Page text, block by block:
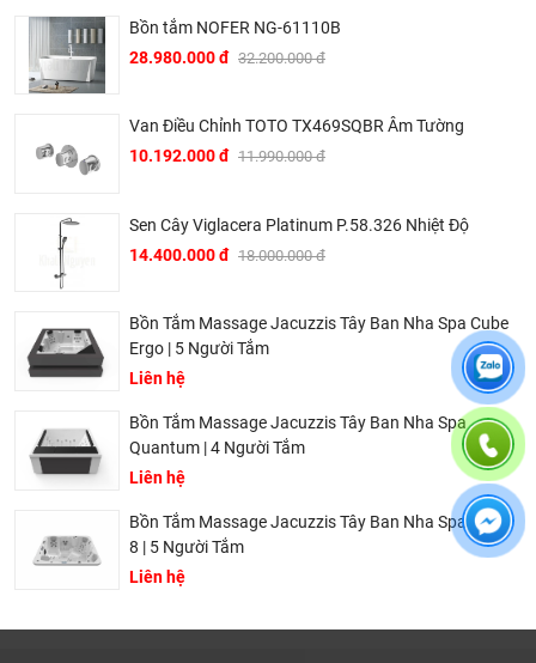
KorestBKR9800WPK
[shortcoode=cam-ket]
Bồn tắm NOFER NG-61110B
28.980.000 đ 32.200.000 đ
Van Điều Chỉnh TOTO TX469SQBR Âm Tường
10.192.000 đ 11.990.000 đ
Sen Cây Viglacera Platinum P.58.326 Nhiệt Độ
14.400.000 đ 18.000.000 đ
Bồn Tắm Massage Jacuzzis Tây Ban Nha Spa Cube
Ergo | 5 Người Tắm
Liên hệ
Bồn Tắm Massage Jacuzzis Tây Ban Nha Spa
Quantum | 4 Người Tắm
Liên hệ
Bồn Tắm Massage Jacuzzis Tây Ban Nha Spa Aqua
8 | 5 Người Tắm
Liên hệ